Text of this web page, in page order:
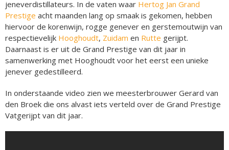
jeneverdistillateurs. In de vaten waar Hertog Jan Grand
Prestige acht maanden lang op smaak is gekomen, hebben
hiervoor de korenwijn, rogge genever en gerstemoutwijn van
respectievelijk Hooghoudt, Zuidam en Rutte gerijpt.
Daarnaast is er uit de Grand Prestige van dit jaar in
samenwerking met Hooghoudt voor het eerst een unieke
jenever gedestilleerd.
In onderstaande video zien we meesterbrouwer Gerard van
den Broek die ons alvast iets verteld over de Grand Prestige
Vatgerijpt van dit jaar.